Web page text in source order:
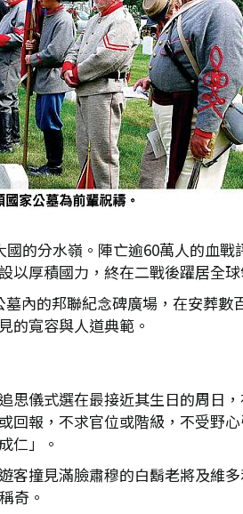
的分水嶺。陣亡逾60萬人的血戰
厚積國力，終在二戰後躍居全球
內的邦聯紀念碑廣場，在安葬
的寬容與人道典範。
儀式選在最接近其生日的周日
報，不求官位或階級，不受野
仁」。
撞見滿臉肅穆的白鬍老將及維
奇。